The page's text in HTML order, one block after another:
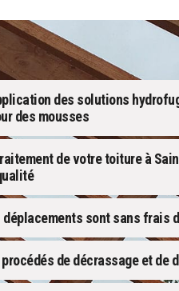
des solutions
des mousses
de votre toiture à
déplacements sont sans frais
de décrassage et de